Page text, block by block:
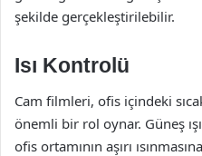
şekilde gerçekleştirilebilir.
Isı Kontrolü
Cam filmleri, ofis içindeki
önemli bir rol oynar. Güneş
ofis ortamının aşırı